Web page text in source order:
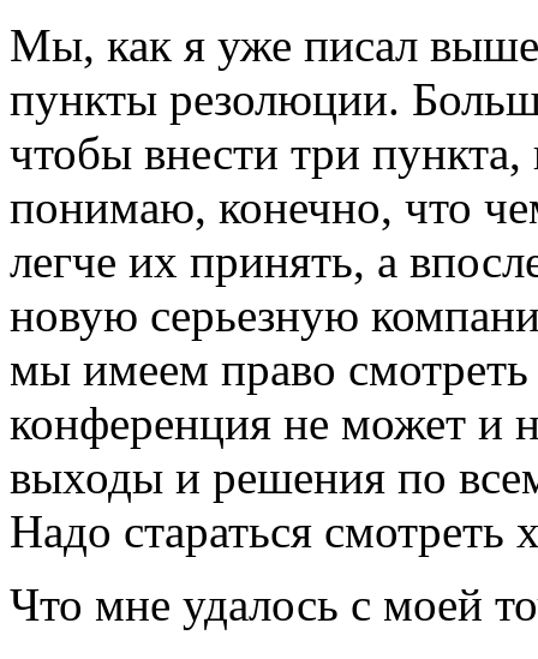
Мы, как я уже писал
пункты резолюции.
чтобы внести три
понимаю, конечно, что
легче их принять, а
новую серьезную
мы имеем право
конференция не может и
выходы и решения по
Надо стараться смотреть
Что мне удалось с моей